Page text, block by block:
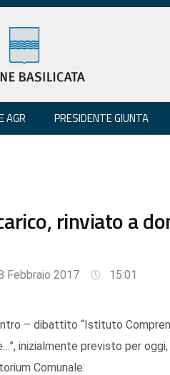
AGR PRESIDENTE GIUNTA
rinviato a
Febbraio 2017 15:01
– dibattito “Istituto
inizialmente previsto per
Comunale.